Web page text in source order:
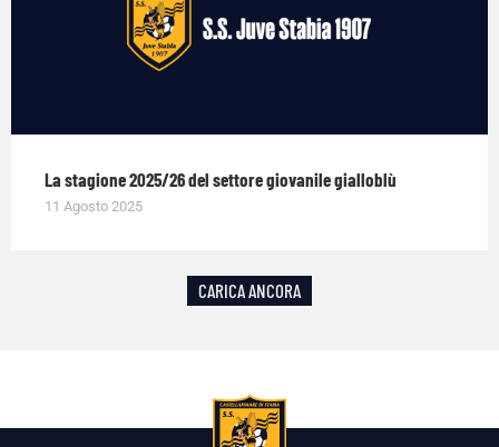
La stagione 2025/26 del settore giovanile gialloblù
11 Agosto 2025
CARICA ANCORA